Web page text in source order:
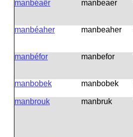
manbéaër manbeaer
manbéaher
manbeaher
manbéfor
manbefor
manbobek
manbobek
manbrouk
manbruk